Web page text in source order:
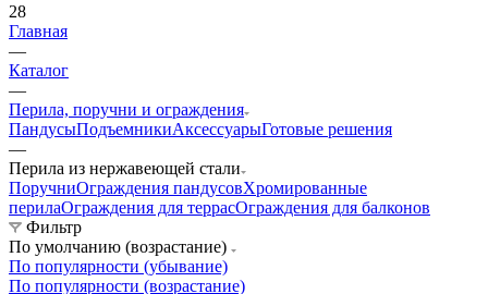
28
Главная
—
Каталог
—
Перила, поручни и ограждения
ПандусыПодъемникиАксессуарыГотовые решения
—
Перила из нержавеющей стали
ПоручниОграждения пандусовХромированные
перилаОграждения для террасОграждения для балконов
Фильтр
По умолчанию (возрастание)
По популярности (убывание)
По популярности (возрастание)